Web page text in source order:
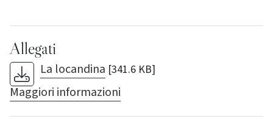
Allegati
La locandina [341.6 KB]
Maggiori informazioni